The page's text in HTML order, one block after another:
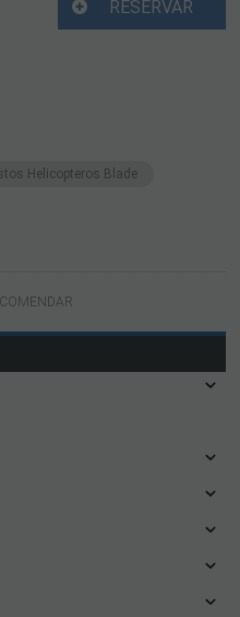
RESERVAR
Helicopteros Blade